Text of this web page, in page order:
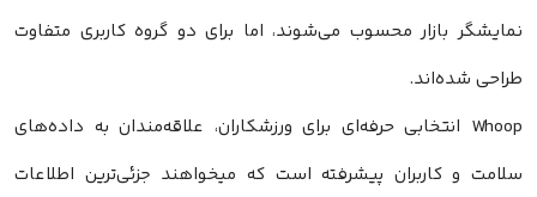
نمایشگر بازار محسوب می‌شوند، اما برای دو گروه کاربری متفاوت
طراحی شده‌اند.
Whoop انتخابی حرفه‌ای برای ورزشکاران، علاقه‌مندان به داده‌های
سلامت و کاربران پیشرفته است که میخواهند جزئی‌ترین اطلاعات